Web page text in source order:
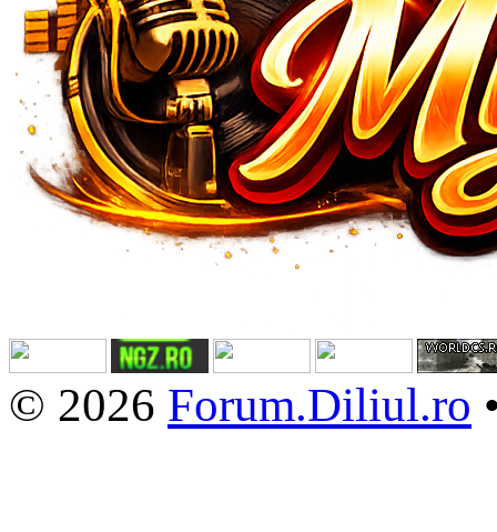
© 2026 Forum.Diliul.ro